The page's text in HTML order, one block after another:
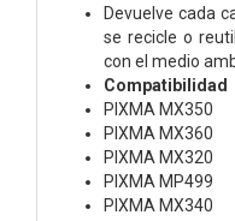
Devuelve cada
se recicle o
con el medio
Compatibilidad
PIXMA MX350
PIXMA MX360
PIXMA MX320
PIXMA MP499
PIXMA MX340